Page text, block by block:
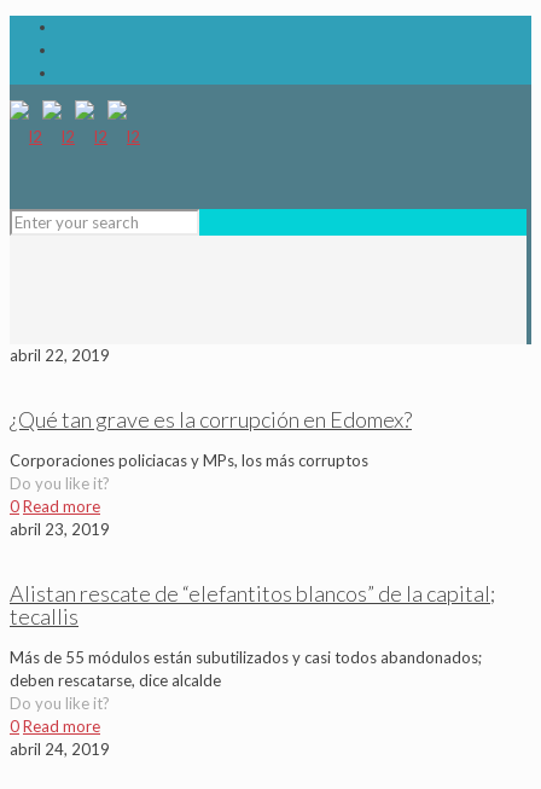
abril 22, 2019
¿Qué tan grave es la corrupción en Edomex?
Corporaciones policiacas y MPs, los más corruptos
Do you like it?
0Read more
abril 23, 2019
Alistan rescate de “elefantitos blancos” de la capital;
tecallis
Más de 55 módulos están subutilizados y casi todos abandonados;
deben rescatarse, dice alcalde
Do you like it?
0Read more
abril 24, 2019